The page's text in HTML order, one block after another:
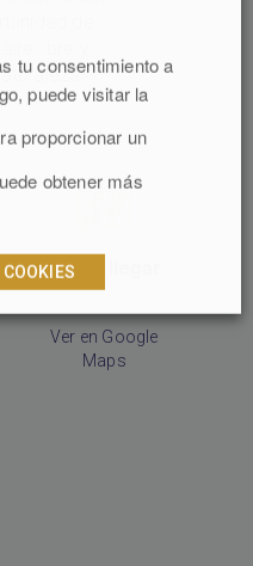
de
Cómo llegar
Ver en Google
Maps
tu consentimiento a
puede visitar la
proporcionar un
obtener más